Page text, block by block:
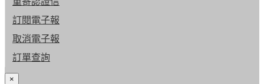
訂閱電子報
取消電子報
訂單查詢
×